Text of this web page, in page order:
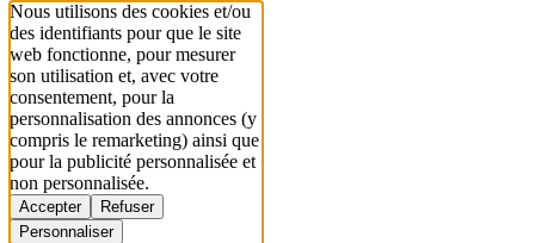
Nous utilisons des cookies et/ou
des identifiants pour que le site
web fonctionne, pour mesurer
son utilisation et, avec votre
consentement, pour la
personnalisation des annonces (y
compris le remarketing) ainsi que
pour la publicité personnalisée et
non personnalisée.
Accepter
Refuser
Personnaliser